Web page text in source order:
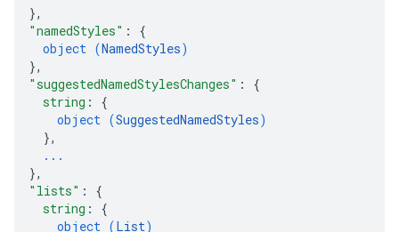
},
"namedStyles" : {
object (NamedStyles)
},
"suggestedNamedStylesChanges" : {
string : {
object (SuggestedNamedStyles)
},
...
},
"lists" : {
string : {
object (List)